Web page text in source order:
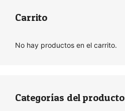
Carrito
No hay productos en el carrito.
Categorías del producto